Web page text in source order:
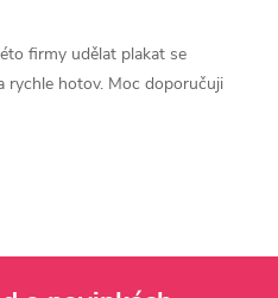
firmy udělat plakat se
rychle hotov. Moc doporučuji